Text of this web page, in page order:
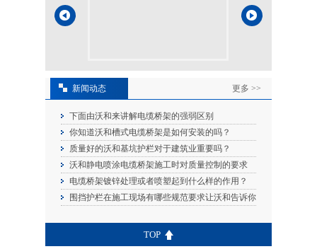
新闻动态 更多 >>
下面由沃和来讲解电缆桥架的强弱区别
你知道沃和槽式电缆桥架是如何安装的吗？
质量好的沃和基坑护栏对于建筑业重要吗？
沃和静电喷涂电缆桥架施工时对质量控制的要求
电缆桥架镀锌处理或者喷塑起到什么样的作用？
围挡护栏在施工现场有哪些规范要求让沃和告诉你
TOP